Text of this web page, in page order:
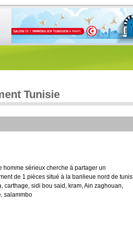
Tunisie
homme sérieux cherche à partager un
de 1 pièces situé à la banlieue nord de tunis
carthage, sidi bou said, kram, Ain zaghouan,
salammbo